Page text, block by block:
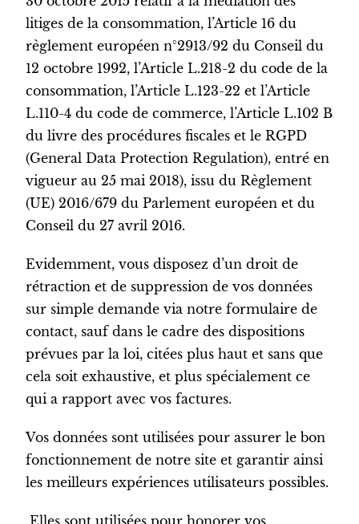
litiges de la consommation, l’Article 16 du
règlement européen n°2913/92 du Conseil du
12 octobre 1992, l’Article L.218-2 du code de la
consommation, l’Article L.123-22 et l’Article
L.110-4 du code de commerce, l’Article L.102 B
du livre des procédures fiscales et le RGPD
(General Data Protection Regulation), entré en
vigueur au 25 mai 2018), issu du Règlement
(UE) 2016/679 du Parlement européen et du
Conseil du 27 avril 2016.
Evidemment, vous disposez d’un droit de
rétraction et de suppression de vos données
sur simple demande via notre formulaire de
contact, sauf dans le cadre des dispositions
prévues par la loi, citées plus haut et sans que
cela soit exhaustive, et plus spécialement ce
qui a rapport avec vos factures.
Vos données sont utilisées pour assurer le bon
fonctionnement de notre site et garantir ainsi
les meilleurs expériences utilisateurs possibles.
Elles sont utilisées pour honorer vos